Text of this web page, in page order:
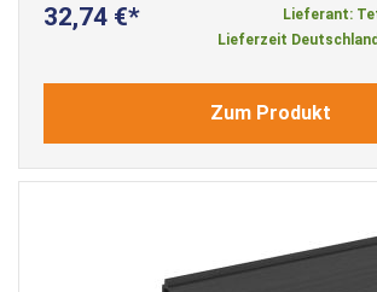
32,74 €
Lieferant:
Lieferzeit
Zum Produkt